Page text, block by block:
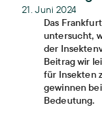
21. Juni 2024
Das
untersucht,
der
Beitrag wir
für Insekten
gewinnen
Bedeutung.